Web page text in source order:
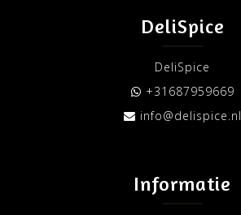
DeliSpice
DeliSpice
+31687959669
info@delispice.nl
Informatie